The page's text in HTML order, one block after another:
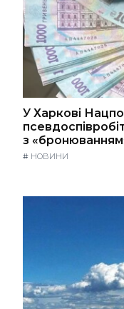
У Харкові
з «бронюванням»
# НОВИНИ